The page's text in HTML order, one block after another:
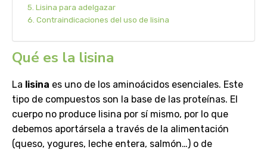
Lisina para adelgazar
Contraindicaciones del uso de lisina
Qué es la lisina
La lisina es uno de los aminoácidos esenciales. Este
tipo de compuestos son la base de las proteínas. El
cuerpo no produce lisina por sí mismo, por lo que
debemos aportársela a través de la alimentación
(queso, yogures, leche entera, salmón…) o de